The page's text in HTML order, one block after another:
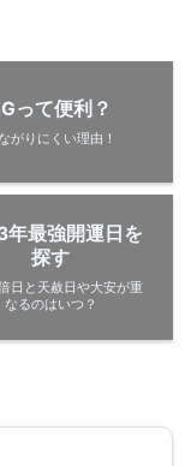
って便利？
がりにくい理由！
最強開運日を
探す
日と天赦日や大安が重
なるのはいつ？